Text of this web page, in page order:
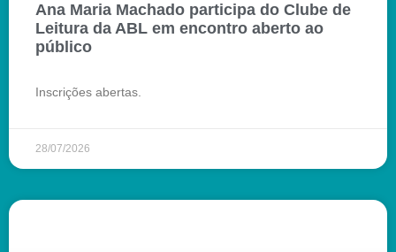
Ana Maria Machado participa do Clube de
Leitura da ABL em encontro aberto ao
público
Inscrições abertas.
28/07/2026